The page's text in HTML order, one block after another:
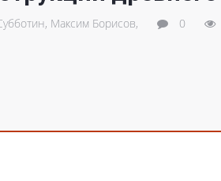
Максим Борисов, 0